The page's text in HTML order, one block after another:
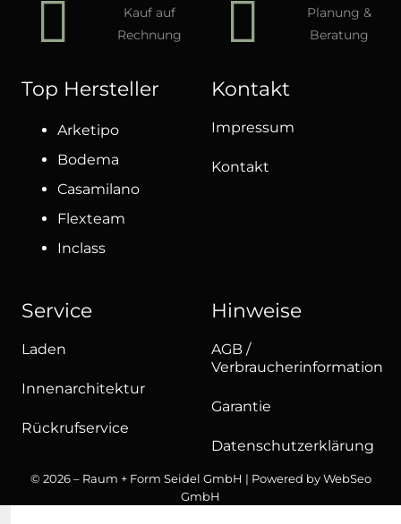
Kauf auf
Rechnung
Planung &
Beratung
Top Hersteller
Arketipo
Bodema
Casamilano
Flexteam
Inclass
Kontakt
Impressum
Kontakt
Service
Laden
Innenarchitektur
Rückrufservice
Hinweise
AGB /
Verbraucherinformation
Garantie
Datenschutzerklärung
© 2026 – Raum + Form Seidel GmbH | Powered byWebSeo
GmbH